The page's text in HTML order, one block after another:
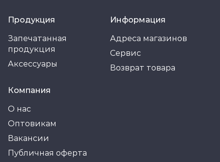
Продукция
Запечатанная
продукция
Аксессуары
Информация
Адреса магазинов
Сервис
Возврат товара
Компания
О нас
Оптовикам
Вакансии
Публичная оферта